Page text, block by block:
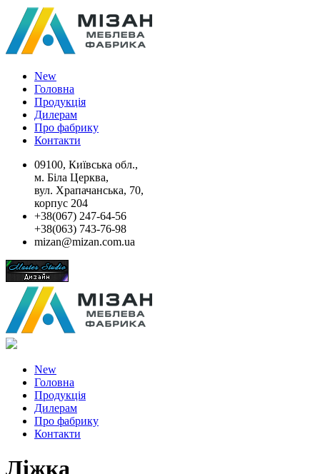
New
Головна
Продукція
Дилерам
Про фабрику
Контакти
09100, Київська обл.,
м. Біла Церква,
вул. Храпачанська, 70,
корпус 204
+38(067) 247-64-56
+38(063) 743-76-98
mizan@mizan.com.ua
New
Головна
Продукція
Дилерам
Про фабрику
Контакти
Ліжка